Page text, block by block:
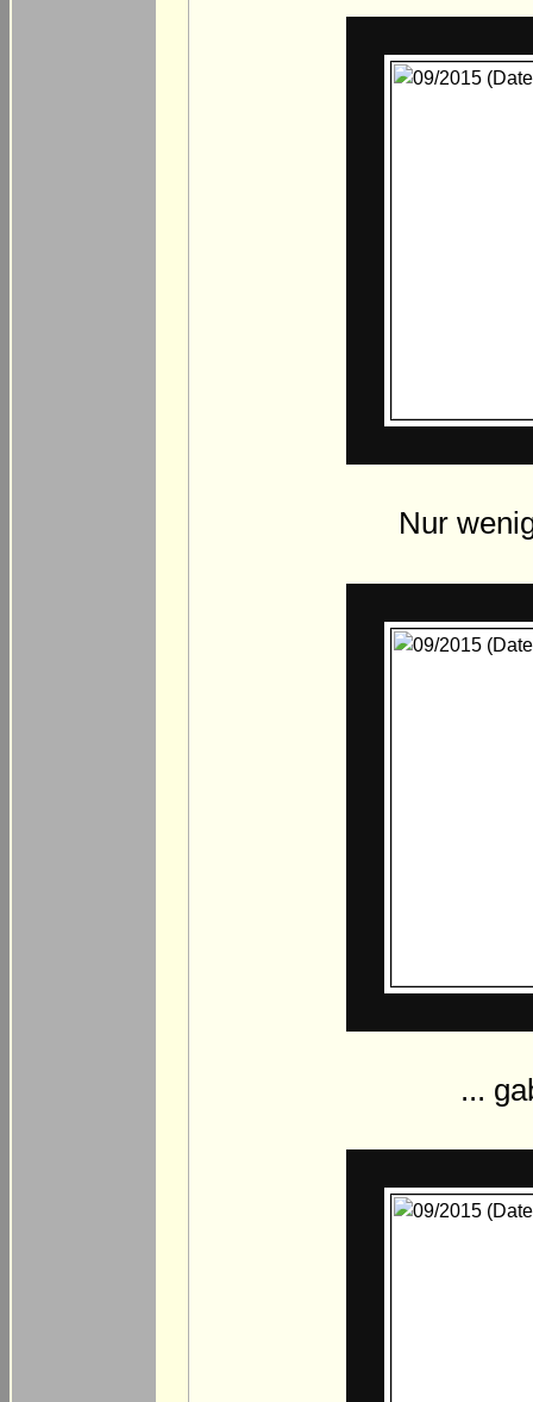
Nur
...